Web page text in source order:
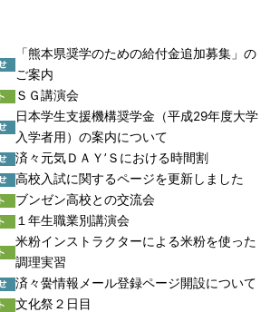
「熊本県奨学のための給付金追加募集」の
ご案内
ＳＧ講演会
日本学生支援機構奨学金（平成29年度大学
入学者用）の案内について
済々元気ＤＡＹ’Ｓにおける時間割
高校入試に関するページを更新しました
ブンゼン高校との交流会
１年生職業別講演会
米粉インストラクターによる米粉を使った
調理実習
済々黌情報メール登録ページ開設について
文化祭２日目